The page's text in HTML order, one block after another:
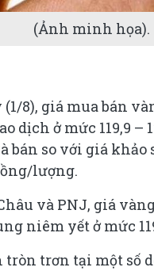
(Ảnh minh họa).
8), giá mua bán
dịch ở mức 119,9
bán so với giá
lượng.
và PNJ, giá
niêm yết ở mức
trơn tại một số